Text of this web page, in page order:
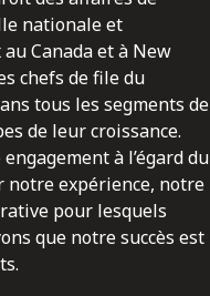
nationale et
Canada et à New
chefs de file du
tous les segments de
de leur croissance.
à l’égard du
notre expérience, notre
pour lesquels
que notre succès est